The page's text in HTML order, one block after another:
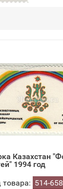
Казахстан
1994 год
товара: 514-658